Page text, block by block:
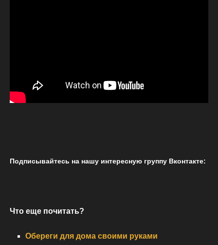
Подписывайтесь на нашу интересную группу Вконтакте:
Что еще почитать?
Обереги для дома своими руками